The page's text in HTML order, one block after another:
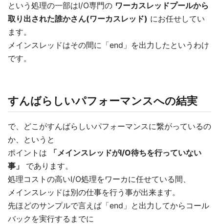
という処理の一部はI/O専門の ワーカスレッドプールから
取り出された誰かさん(ワーカスレッド) にお任せしてい
ます。
メインスレッドはその間に「end」を出力したというわけ
です。
すんばらしいパフォーマンスへの結実
で、どこがすんばらしいパフォーマンスに繋がっているの
か、というと
ポイントは
「メインスレッドがI/O待ちを行っていない
事」
であります。
処理コストの高いI/O処理をワーカに任せている間、
メインスレッドは別の仕事を行う事が出来ます。
先ほどのサンプルで言えば「end」と出力してからコール
バックを実行するまでに